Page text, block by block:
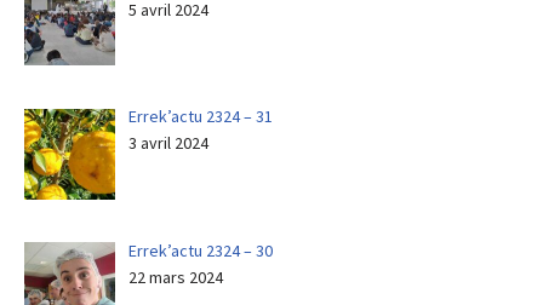
5 avril 2024
Errek’actu 2324 – 31
3 avril 2024
Errek’actu 2324 – 30
22 mars 2024